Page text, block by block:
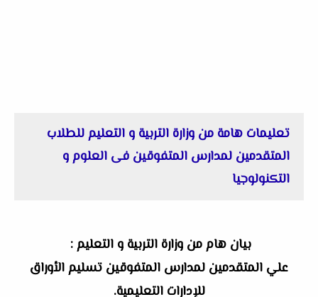
تعليمات هامة من وزارة التربية و التعليم للطلاب
المتقدمين لمدارس المتفوقين فى العلوم و
التكنولوجيا
بيان هام من وزارة التربية و التعليم :
علي المتقدمين لمدارس المتفوقين تسليم الأوراق
للإدارات التعليمية.